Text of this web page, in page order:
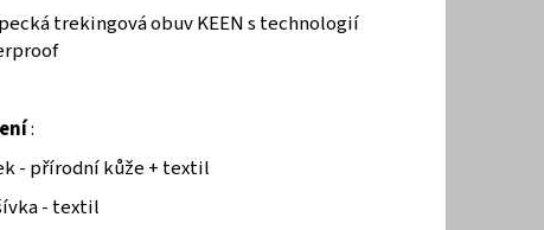
trekingová obuv KEEN s technologií
:
- přírodní kůže + textil
- textil